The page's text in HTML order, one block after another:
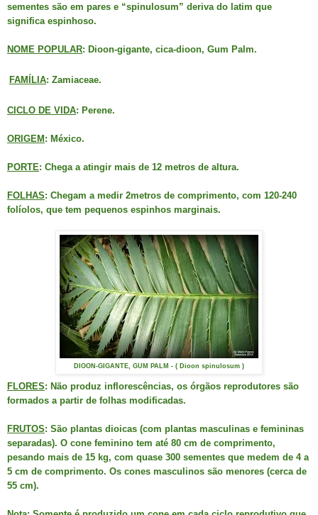
sementes são em pares e “spinulosum” deriva do latim que
significa espinhoso.
NOME POPULAR: Dioon-gigante, cica-dioon, Gum Palm.
FAMÍLIA: Zamiaceae.
CICLO DE VIDA: Perene.
ORIGEM : México.
PORTE: Chega a atingir mais de 12 metros de altura.
FOLHAS: Chegam a medir 2metros de comprimento, com 120-240
folíolos, que tem pequenos espinhos marginais.
DIOON-GIGANTE, GUM PALM - ( Dioon spinulosum )
FLORES: Não produz inflorescências, os órgãos reprodutores são
formados a partir de folhas modificadas.
FRUTOS: São plantas dioicas (com plantas masculinas e femininas
separadas). O cone feminino tem até 80 cm de comprimento,
pesando mais de 15 kg, com quase 300 sementes que medem de 4 a
5 cm de comprimento. Os cones masculinos são menores (cerca de
55 cm).